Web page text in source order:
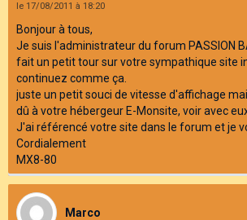
le 17/08/2011 à 18:20
Bonjour à tous,
Je suis l'administrateur du forum PASSION
fait un petit tour sur votre sympathique site
continuez comme ça.
juste un petit souci de vitesse d'affichage
dû à votre hébergeur E-Monsite, voir avec
J'ai référencé votre site dans le forum et je
Cordialement
MX8-80
Marco